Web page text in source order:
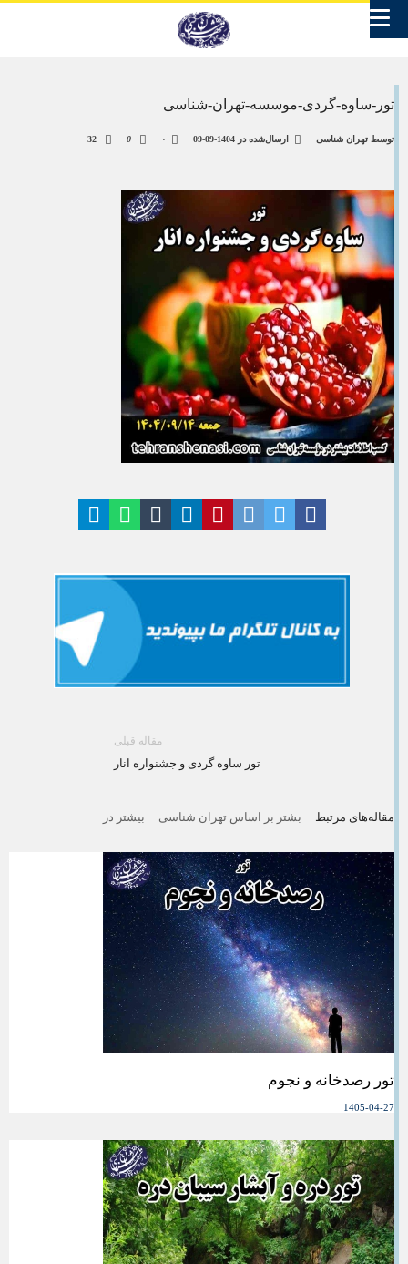
تور-ساوه-گردی-موسسه-تهران-شناسی
توسط تهران شناسی ارسال‌شده در 1404-09-09 ۰ 0
مقاله قبلی
تور ساوه گردی و جشنواره انار
مقاله‌های مرتبط بشتر بر اساس تهران شناسی بیشتر در
تور رصدخانه و نجوم
1405-04-27